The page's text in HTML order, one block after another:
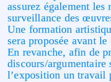
assurez également les
surveillance des
Une formation
sera proposée avant
En revanche, afin de
discours/
l’exposition un travail